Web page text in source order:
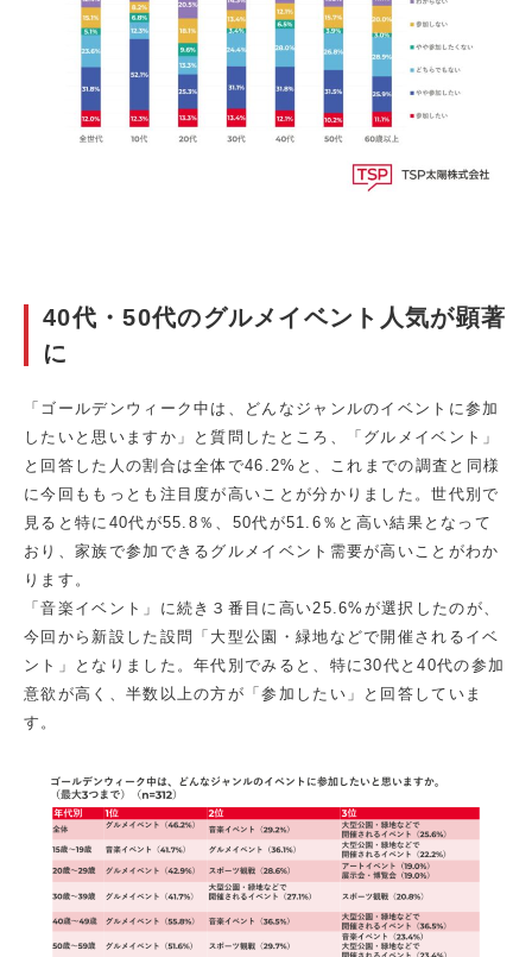
40代・50代のグルメイベント人気が顕著
に
「ゴールデンウィーク中は、どんなジャンルのイベントに参加
したいと思いますか」と質問したところ、「グルメイベント」
と回答した人の割合は全体で46.2%と、これまでの調査と同様
に今回ももっとも注目度が高いことが分かりました。世代別で
見ると特に40代が55.8％、50代が51.6％と高い結果となって
おり、家族で参加できるグルメイベント需要が高いことがわか
ります。
「音楽イベント」に続き３番目に高い25.6%が選択したのが、
今回から新設した設問「大型公園・緑地などで開催されるイベ
ント」となりました。年代別でみると、特に30代と40代の参加
意欲が高く、半数以上の方が「参加したい」と回答していま
す。